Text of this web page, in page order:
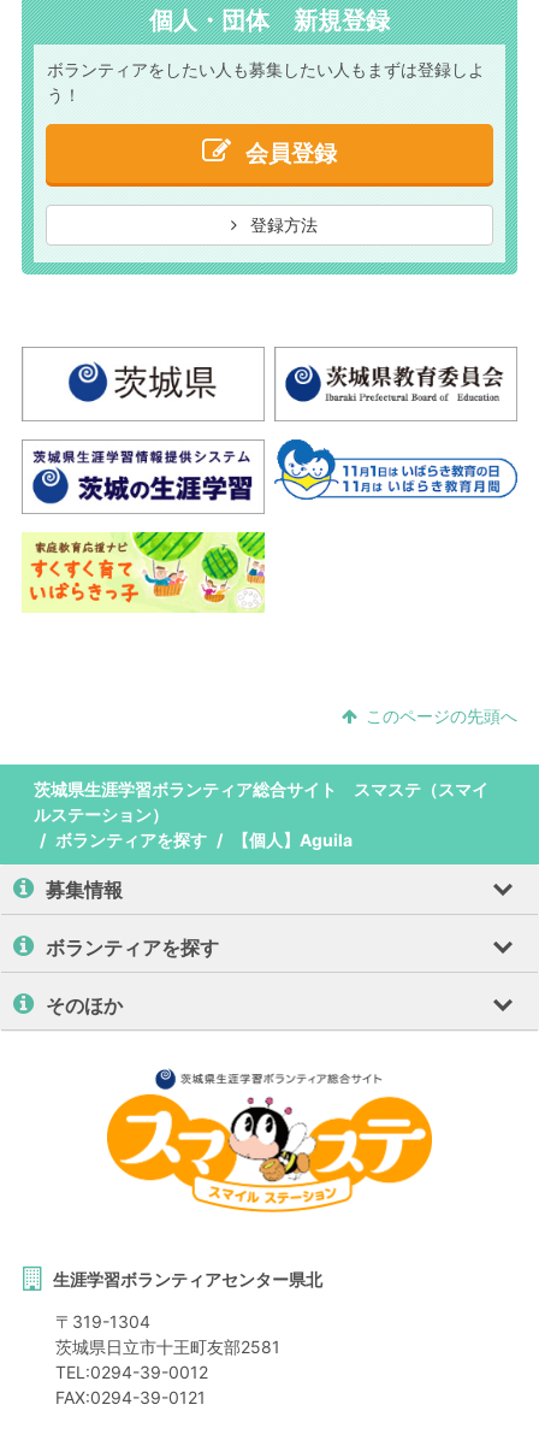
個人・団体 新規登録
ボランティアをしたい人も募集したい人もまずは登録しよ
う！
会員登録
登録方法
このページの先頭へ
茨城県生涯学習ボランティア総合サイト スマステ（スマイ
ルステーション）
ボランティアを探す
【個人】Aguila
募集情報
ボランティアを探す
そのほか
生涯学習ボランティアセンター県北
〒 319-1304
茨城県日立市十王町友部2581
TEL:0294-39-0012
FAX:0294-39-0121